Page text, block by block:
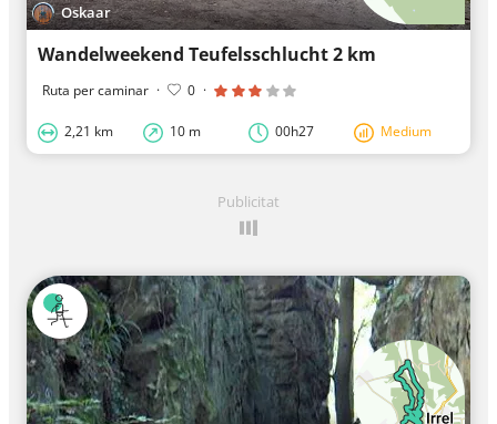
Oskaar
Wandelweekend Teufelsschlucht 2 km
Ruta per caminar · 0 ·
2,21 km 10 m 00h27 Medium
Publicitat